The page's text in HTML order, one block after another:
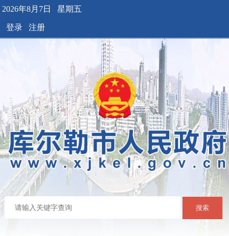
2026年8月7日 星期五
登录 注册
搜索